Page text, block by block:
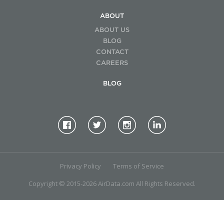
ABOUT
ABOUT US
BLOG
CONTACT
CAREERS
BLOG
Copyright © 2015-2026 AirData.com All Rights Reserved.
Privacy Policy Terms of Service